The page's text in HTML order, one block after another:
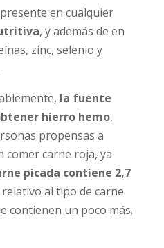
en cualquier
, y además de en
zinc, selenio y
la fuente
hierro hemo,
propensas a
carne roja, ya
picada contiene 2,7
relativo al tipo de carne
contienen un poco más.